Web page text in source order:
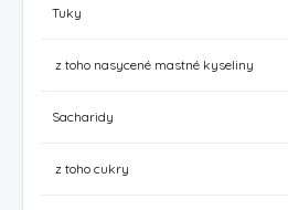
Tuky
z toho nasycené mastné kyseliny
Sacharidy
z toho cukry